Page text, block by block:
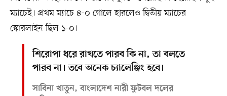
ম্যাচেই। প্রথম ম্যাচে ৪-০ গোলে হারলেও দ্বিতীয় ম্যাচের
স্কোরলাইন ছিল ১-০।
শিরোপা ধরে রাখতে পারব কি না, তা বলতে
পারব না। তবে অনেক চ্যালেঞ্জিং হবে।
সাবিনা খাতুন, বাংলাদেশ নারী ফুটবল দলের